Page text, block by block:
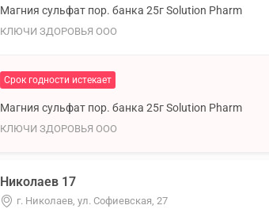
Магния сульфат пор. банка 25г Solution Pharm
КЛЮЧИ ЗДОРОВЬЯ ООО
Срок годности истекает
Магния сульфат пор. банка 25г Solution Pharm
КЛЮЧИ ЗДОРОВЬЯ ООО
Николаев 17
г. Николаев, ул. Софиевская, 27